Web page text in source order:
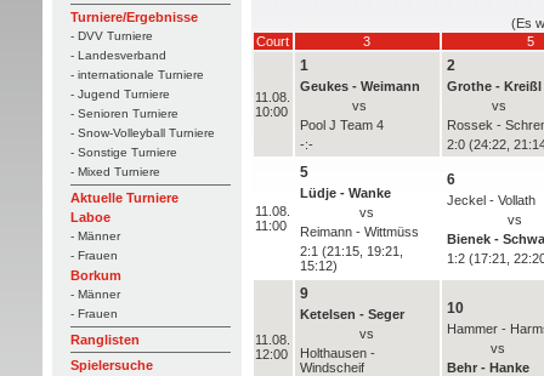
Turniere/Ergebnisse
- DVV Turniere
- Landesverband
- internationale Turniere
- Jugend Turniere
- Senioren Turniere
- Snow-Volleyball Turniere
- Sonstige Turniere
- Mixed Turniere
Aktuelle Turniere
Laboe
- Männer
- Frauen
Borkum
- Männer
- Frauen
Ranglisten
Spielersuche
(Es
Court
3 5
11.08.
10:00
1
Geukes - Weimann
vs
Pool J Team 4
-:-
2
Grothe - Kreißl
vs
Rossek -
2:0 (24:22,
11.08.
11:00
5
Lüdje - Wanke
vs
Reimann - Wittmüss
2:1 (21:15, 19:21,
15:12)
6
Jeckel - Vollath
vs
Bienek -
1:2 (17:21,
11.08.
12:00
9
Ketelsen - Seger
vs
Holthausen -
Windscheif
10
Hammer -
vs
Behr - Hanke